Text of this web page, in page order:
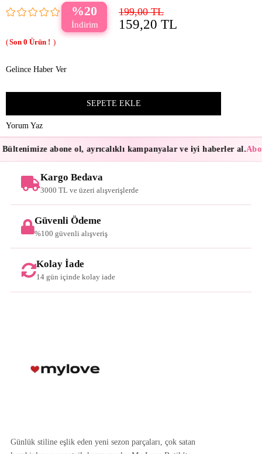
20 199,00 TL
159,20 TL
0
Gelince Haber Ver
Yorum Yaz
abone ol, ayrıcalıklı kampanyalar ve iyi haberler al.
Kargo Bedava
3000 TL ve üzeri alışverişlerde
Güvenli Ödeme
%100 güvenli alışveriş
Kolay İade
14 gün içinde kolay iade
Günlük stiline eşlik eden yeni sezon parçaları, çok satan